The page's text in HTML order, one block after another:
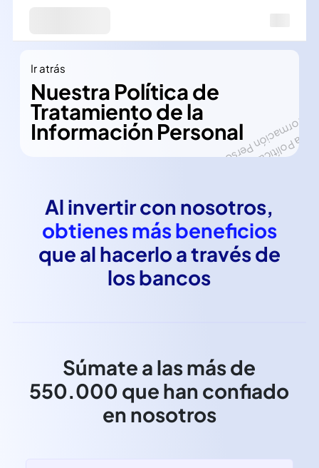
Ir atrás
Nuestra Política de
Tratamiento de la
Información Personal
Al invertir con nosotros,
obtienes más beneficios
que al hacerlo a través de
los bancos
Súmate a las más de
550.000 que han confiado